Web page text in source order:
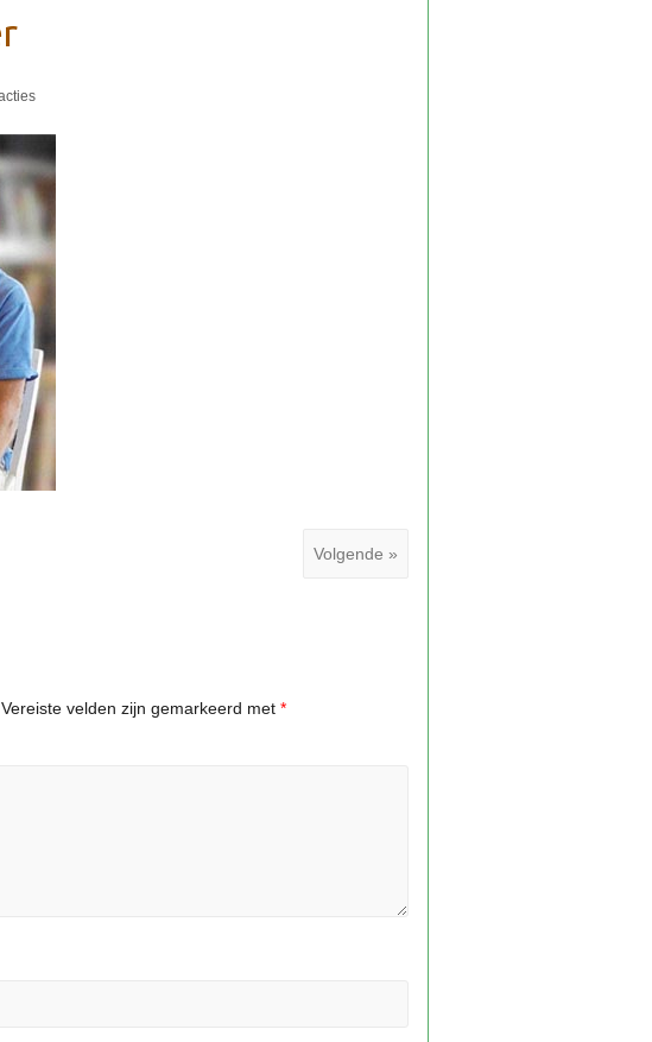
Volgende »
Vereiste velden zijn gemarkeerd met *